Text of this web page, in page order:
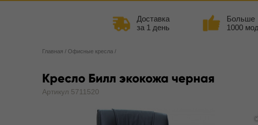
Доставка
за 1 день
Больше
1000
Главная / Офисные кресла /
Кресло Билл экокожа черная
Артикул 5711520